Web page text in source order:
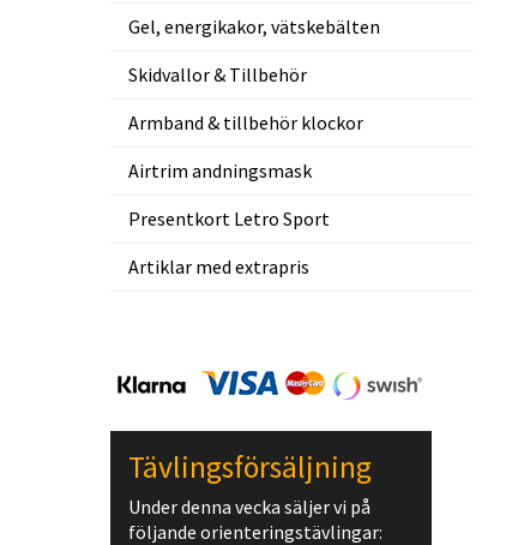
Gel, energikakor, vätskebälten
Skidvallor & Tillbehör
Armband & tillbehör klockor
Airtrim andningsmask
Presentkort Letro Sport
Artiklar med extrapris
Tävlingsförsäljning
Under denna vecka säljer vi på
följande orienteringstävlingar: